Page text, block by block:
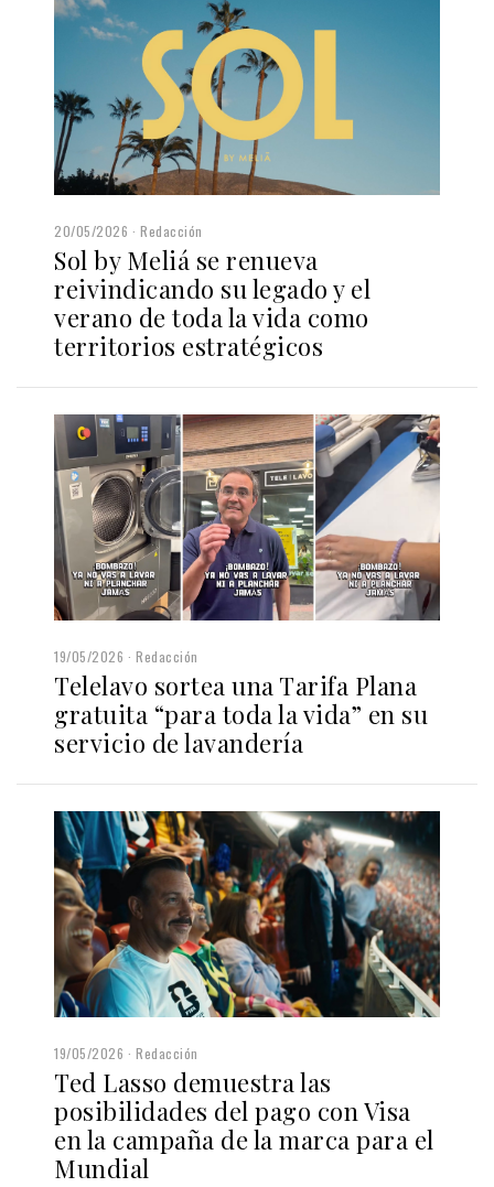
20/05/2026 Redacción
Sol by Meliá se renueva
reivindicando su legado y el
verano de toda la vida como
territorios estratégicos
19/05/2026 Redacción
Telelavo sortea una Tarifa Plana
gratuita “para toda la vida” en su
servicio de lavandería
19/05/2026 Redacción
Ted Lasso demuestra las
posibilidades del pago con Visa
en la campaña de la marca para el
Mundial